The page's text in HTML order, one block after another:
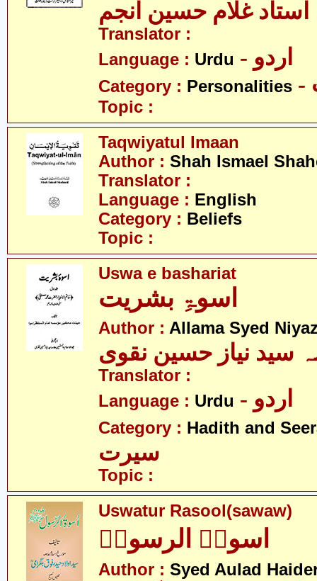
استاد غلام حسین انجم
Translator :
Language : Urdu - اردو
Category : Personalities
Topic :
Taqwiyatul Imaan
Author : Shah Ismael
Translator :
Language : English
Category : Beliefs
Topic :
Uswa e bashariat
اسوۃِ بشریت
Author : Allama Syed
سید نیاز حسین نقوی
Translator :
Language : Urdu - اردو
Category : Hadith and
سیرت
Topic :
Uswatur Rasool(sawaw)
اسوۃُ الرسولؐ
Author : Syed Aulad